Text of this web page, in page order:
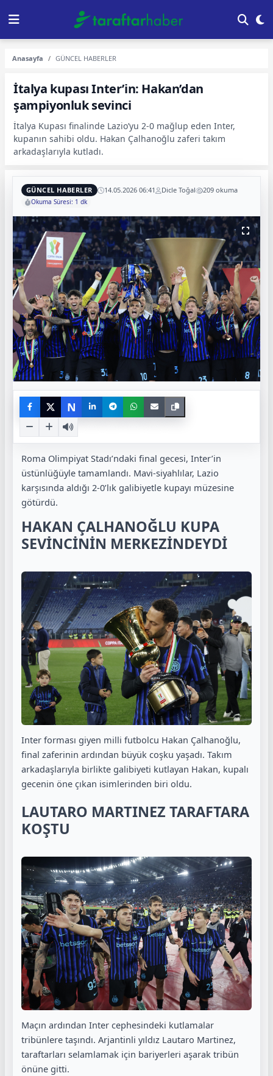
Anasayfa GÜNCEL HABERLER
İtalya kupası Inter’in: Hakan’dan
şampiyonluk sevinci
İtalya Kupası finalinde Lazio’yu 2-0 mağlup eden Inter,
kupanın sahibi oldu. Hakan Çalhanoğlu zaferi takım
arkadaşlarıyla kutladı.
GÜNCEL HABERLER 14.05.2026 06:41 Dicle Toğal 209 okuma
Okuma Süresi: 1 dk
N
Roma Olimpiyat Stadı’ndaki final gecesi, Inter’in
üstünlüğüyle tamamlandı. Mavi-siyahlılar, Lazio
karşısında aldığı 2-0’lık galibiyetle kupayı müzesine
götürdü.
HAKAN ÇALHANOĞLU KUPA
SEVİNCİNİN MERKEZİNDEYDİ
Inter forması giyen milli futbolcu Hakan Çalhanoğlu,
final zaferinin ardından büyük coşku yaşadı. Takım
arkadaşlarıyla birlikte galibiyeti kutlayan Hakan, kupalı
gecenin öne çıkan isimlerinden biri oldu.
LAUTARO MARTINEZ TARAFTARA
KOŞTU
Maçın ardından Inter cephesindeki kutlamalar
tribünlere taşındı. Arjantinli yıldız Lautaro Martinez,
taraftarları selamlamak için bariyerleri aşarak tribün
önüne gitti.